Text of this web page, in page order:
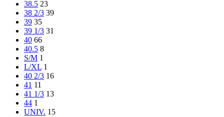
38.5 23
38 2/3 39
39 35
39 1/3 31
40 66
40.5 8
S/M 1
L/XL 1
40 2/3 16
41 11
41 1/3 13
44 1
UNIV. 15